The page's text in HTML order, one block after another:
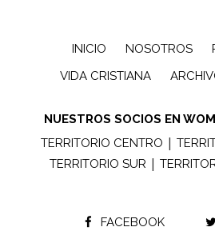
INICIO NOSOTROS
VIDA CRISTIANA
NUESTROS SOCIOS EN
TERRITORIO CENTRO |
TERRITORIO SUR |
FACEBOOK